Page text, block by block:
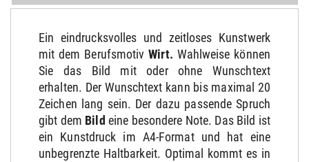
Ein eindrucksvolles und zeitloses Kunstwerk
mit dem BerufsmotivWirt. Wahlweise können
Sie das Bild mit oder ohne Wunschtext
erhalten. Der Wunschtext kann bis maximal 20
Zeichen lang sein. Der dazu passende Spruch
gibt dem Bild eine besondere Note. Das Bild ist
ein Kunstdruck im A4-Format und hat eine
unbegrenzte Haltbarkeit. Optimal kommt es in